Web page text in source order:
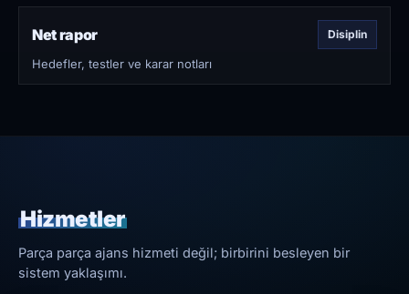
Net rapor Disiplin
Hedefler, testler ve karar notları
Hizmetler
Parça parça ajans hizmeti değil; birbirini besleyen bir
sistem yaklaşımı.